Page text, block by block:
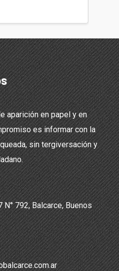
aparición en papel y en
es informar con la
sin tergiversación y
792, Balcarce, Buenos